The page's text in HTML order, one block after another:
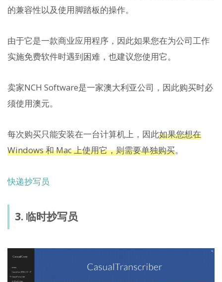
的兼容性以及使用脚踏板的操作。
由于它是一款商业应用程序，因此如果您在为公司工作
实施免费软件时遇到困难，也建议您使用它。
卖家NCH Software是一家澳大利亚公司，因此购买时必
须使用澳元。
每次购买只能安装在一台计算机上，因此如果您想在
Windows 和 Mac 上使用它，则需要单独购买。
快递抄写员
3. 临时抄写员